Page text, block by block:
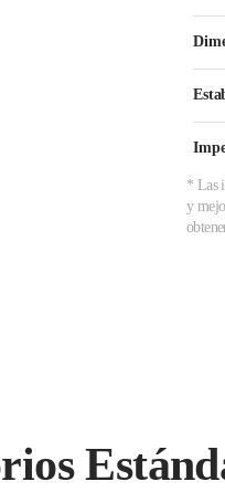
* Las
y